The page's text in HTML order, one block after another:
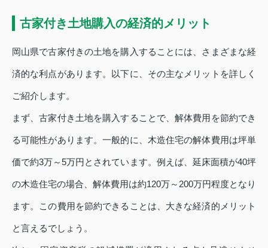
古家付き土地購入の経済的メリット
岡山県で古家付きの土地を購入することには、さまざまな経
済的な利点があります。以下に、その主なメリットを詳しく
ご紹介します。
まず、古家付き土地を購入することで、解体費用を節約でき
る可能性があります。一般的に、木造住宅の解体費用は坪単
価で約3万～5万円とされています。例えば、延床面積が40坪
の木造住宅の場合、解体費用は約120万～200万円程度となり
ます。この費用を節約できることは、大きな経済的メリット
と言えるでしょう。